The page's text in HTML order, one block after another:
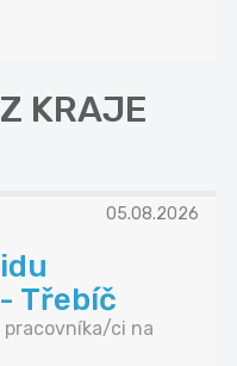
KRAJE
05.08.2026
Třebíč
pracovníka/ci na